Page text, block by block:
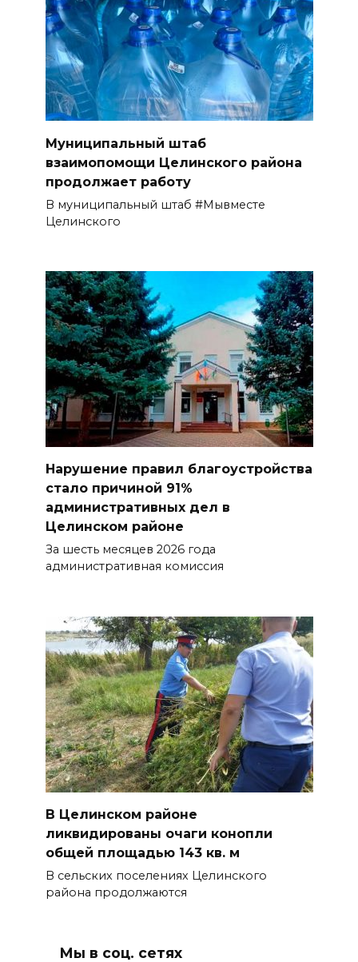
Муниципальный штаб
взаимопомощи Целинского района
продолжает работу
В муниципальный штаб #Мывместе
Целинского
Нарушение правил благоустройства
стало причиной 91%
административных дел в
Целинском районе
За шесть месяцев 2026 года
административная комиссия
В Целинском районе
ликвидированы очаги конопли
общей площадью 143 кв. м
В сельских поселениях Целинского
района продолжаются
Мы в соц. сетях